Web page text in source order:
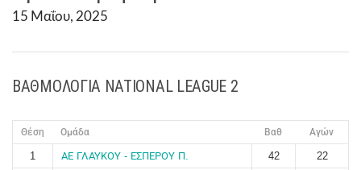
15 Μαΐου, 2025
ΒΑΘΜΟΛΟΓΙΑ NATIONAL LEAGUE 2
Θέση Ομάδα Βαθ Αγών
1 ΑΕ ΓΛΑΥΚΟΥ - ΕΣΠΕΡΟΥ Π. 42
22